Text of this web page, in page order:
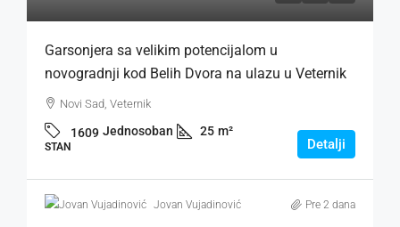
Garsonjera sa velikim potencijalom u
novogradnji kod Belih Dvora na ulazu u Veternik
Novi Sad, Veternik
1609 Jednosoban 25 m²
STAN Detalji
Jovan Vujadinović Pre 2 dana